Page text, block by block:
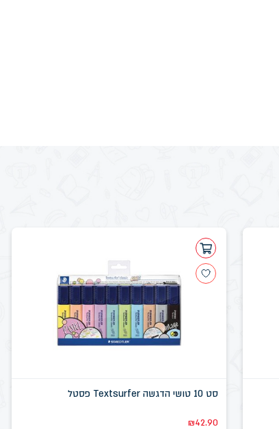
סט 10 טושי הדגשה Textsurfer פסטל
₪42.90